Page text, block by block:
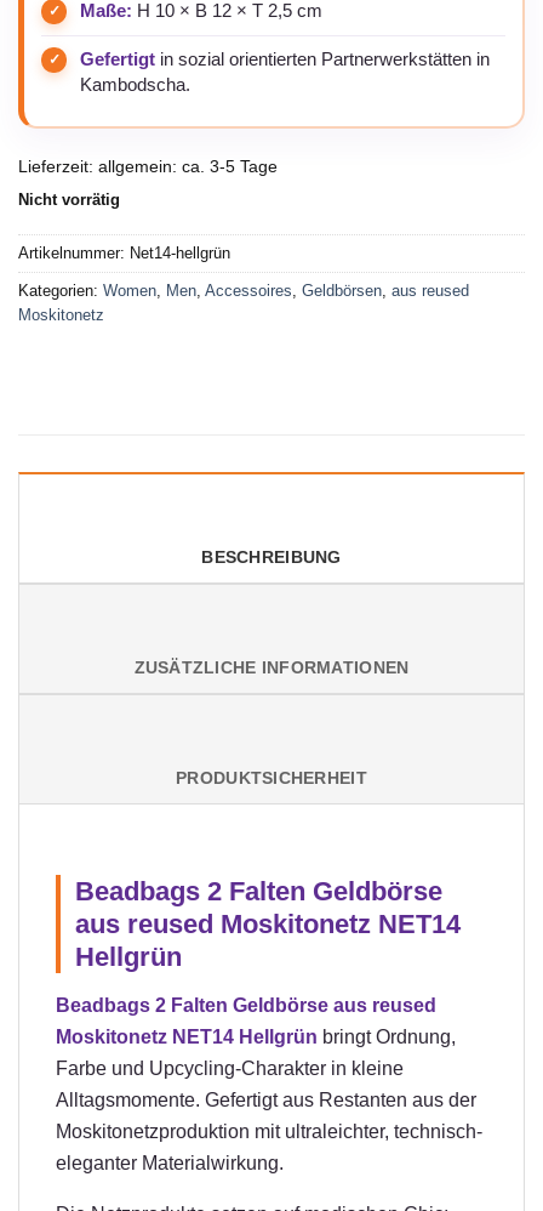
Maße: H 10 × B 12 × T 2,5 cm
Gefertigt in sozial orientierten Partnerwerkstätten in
Kambodscha.
Lieferzeit: allgemein: ca. 3-5 Tage
Nicht vorrätig
Artikelnummer: Net14-hellgrün
Kategorien: Women, Men, Accessoires, Geldbörsen, aus reused
Moskitonetz
BESCHREIBUNG
ZUSÄTZLICHE INFORMATIONEN
PRODUKTSICHERHEIT
Beadbags 2 Falten Geldbörse
aus reused Moskitonetz NET14
Hellgrün
Beadbags 2 Falten Geldbörse aus reused
Moskitonetz NET14 Hellgrün bringt Ordnung,
Farbe und Upcycling-Charakter in kleine
Alltagsmomente. Gefertigt aus Restanten aus der
Moskitonetzproduktion mit ultraleichter, technisch-
eleganter Materialwirkung.